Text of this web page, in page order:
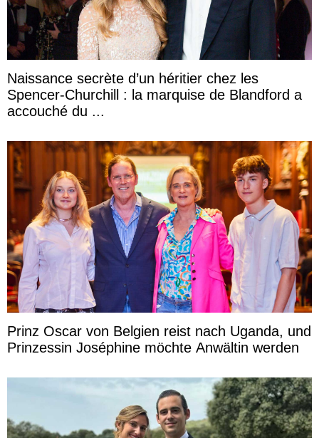
Naissance secrète d’un héritier chez les
Spencer-Churchill : la marquise de Blandford a
accouché du ...
Prinz Oscar von Belgien reist nach Uganda, und
Prinzessin Joséphine möchte Anwältin werden